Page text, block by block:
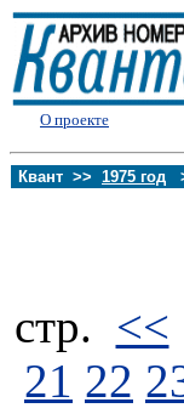
О проекте
Квант >> 1975 год
стp. <<
21 22